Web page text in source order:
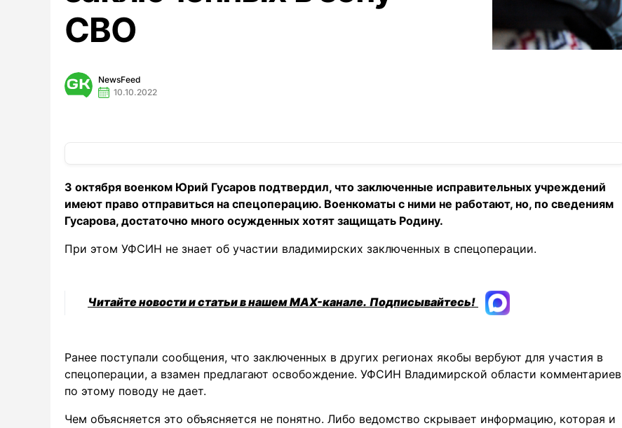
СВО
NewsFeed
10.10.2022
3 октября военком Юрий Гусаров подтвердил, что заключенные исправительных учреждений
имеют право отправиться на спецоперацию. Военкоматы с ними не работают, но, по сведениям
Гусарова, достаточно много осужденных хотят защищать Родину.
При этом УФСИН не знает об участии владимирских заключенных в спецоперации.
Читайте новости и статьи в нашем MAX-канале. Подписывайтесь!
Ранее поступали сообщения, что заключенных в других регионах якобы вербуют для участия в
спецоперации, а взамен предлагают освобождение. УФСИН Владимирской области комментариев
по этому поводу не дает.
Чем объясняется это объясняется не понятно. Либо ведомство скрывает информацию, которая и